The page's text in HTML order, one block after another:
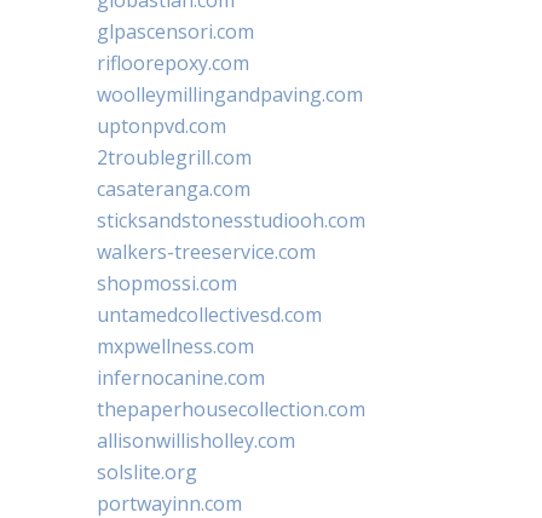
glpascensori.com
rifloorepoxy.com
woolleymillingandpaving.com
uptonpvd.com
2troublegrill.com
casateranga.com
sticksandstonesstudiooh.com
walkers-treeservice.com
shopmossi.com
untamedcollectivesd.com
mxpwellness.com
infernocanine.com
thepaperhousecollection.com
allisonwillisholley.com
solslite.org
portwayinn.com